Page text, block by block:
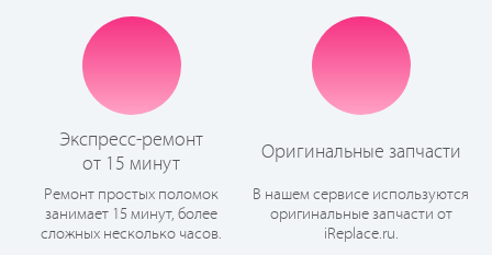
Экспресс-ремонт
от 15 минут
Ремонт простых поломок
занимает 15 минут, более
сложных несколько часов.
Оригинальные запчасти
В нашем сервисе используются
оригинальные запчасти от
iReplace.ru.